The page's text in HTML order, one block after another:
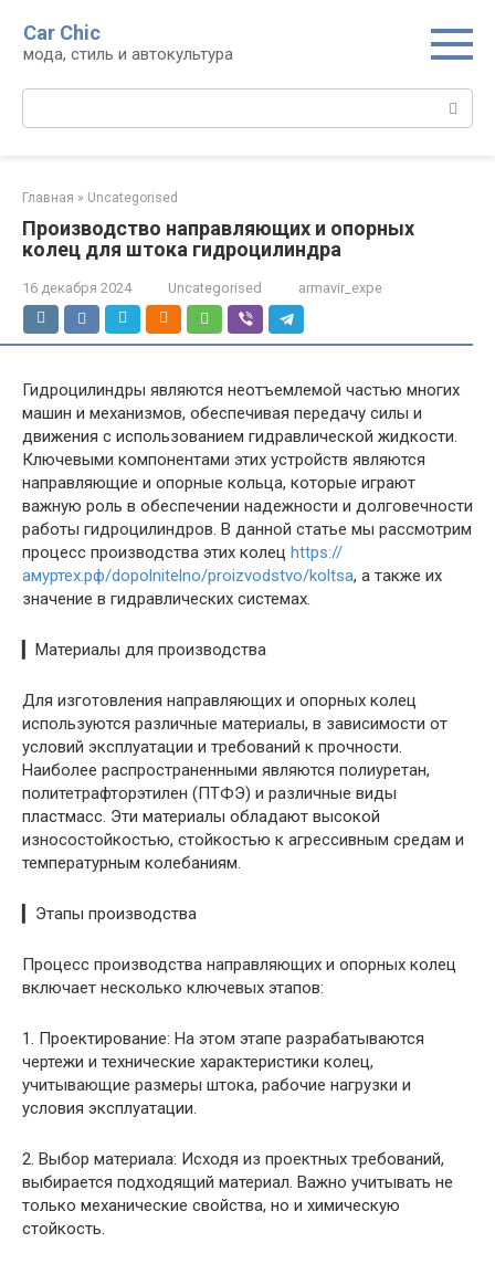
контенту
Car Chic
мода, стиль и автокультура
Поиск:
Главная » Uncategorised
Производство направляющих и опорных
колец для штока гидроцилиндра
16 декабря 2024 Uncategorised armavir_expe
Гидроцилиндры являются неотъемлемой частью многих
машин и механизмов, обеспечивая передачу силы и
движения с использованием гидравлической жидкости.
Ключевыми компонентами этих устройств являются
направляющие и опорные кольца, которые играют
важную роль в обеспечении надежности и долговечности
работы гидроцилиндров. В данной статье мы рассмотрим
процесс производства этих колец https://
амуртех.рф/dopolnitelno/proizvodstvo/koltsa, а также их
значение в гидравлических системах.
▎Материалы для производства
Для изготовления направляющих и опорных колец
используются различные материалы, в зависимости от
условий эксплуатации и требований к прочности.
Наиболее распространенными являются полиуретан,
политетрафторэтилен (ПТФЭ) и различные виды
пластмасс. Эти материалы обладают высокой
износостойкостью, стойкостью к агрессивным средам и
температурным колебаниям.
▎Этапы производства
Процесс производства направляющих и опорных колец
включает несколько ключевых этапов:
1. Проектирование: На этом этапе разрабатываются
чертежи и технические характеристики колец,
учитывающие размеры штока, рабочие нагрузки и
условия эксплуатации.
2. Выбор материала: Исходя из проектных требований,
выбирается подходящий материал. Важно учитывать не
только механические свойства, но и химическую
стойкость.